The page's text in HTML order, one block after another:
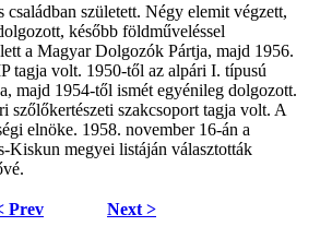
családban született. Négy elemit végzett,
később földműveléssel
a Magyar Dolgozók Pártja, majd 1956.
tagja volt. 1950-től az alpári I. típusú
majd 1954-től ismét egyénileg dolgozott.
szőlőkertészeti szakcsoport tagja volt. A
elnöke. 1958. november 16-án a
Kiskun megyei listáján választották
Prev Next >